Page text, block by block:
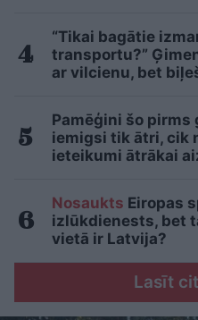
“Tikai bagātie
transportu?”
ar vilcienu, bet
Pamēģini šo pirms
iemigsi tik ātri, cik
ieteikumi ātrākai
Nosaukts Eiropas
izlūkdienests, bet
vietā ir Latvija?
Lasīt